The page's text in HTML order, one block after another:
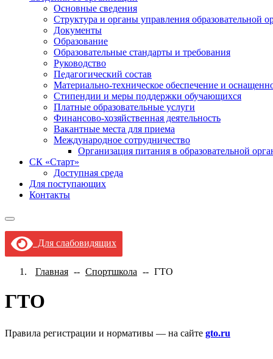
Основные сведения
Структура и органы управления образовательной
Документы
Образование
Образовательные стандарты и требования
Руководство
Педагогический состав
Материально-техническое обеспечение и
Стипендии и меры поддержки обучающихся
Платные образовательные услуги
Финансово-хозяйственная деятельность
Вакантные места для приема
Международное сотрудничество
Организация питания в образовательной
СК «Старт»
Доступная среда
Для поступающих
Контакты
Для слабовидящих
Главная -- Спортшкола -- ГТО
ГТО
Правила регистрации и нормативы — на сайте gto.ru